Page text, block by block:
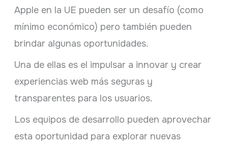
Apple en la UE pueden ser un desafío (como
mínimo económico) pero también pueden
brindar algunas oportunidades.
Una de ellas es el impulsar a innovar y crear
experiencias web más seguras y
transparentes para los usuarios.
Los equipos de desarrollo pueden aprovechar
esta oportunidad para explorar nuevas